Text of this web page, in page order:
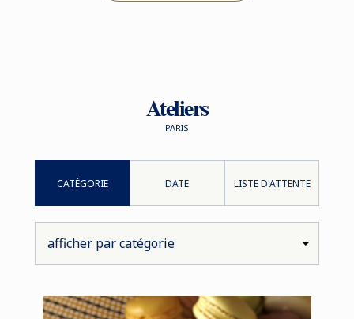
Ateliers
PARIS
CATÉGORIE DATE LISTE D'ATTENTE